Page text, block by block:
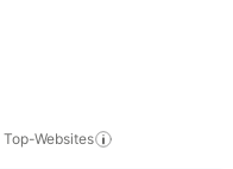
Top-Websites